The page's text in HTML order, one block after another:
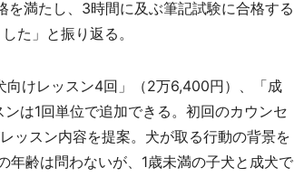
満たし、3時間に及ぶ筆記試験に合格する
た」と振り返る。
けレッスン4回」（2万6,400円）、「成
は1回単位で追加できる。初回のカウンセ
ッスン内容を提案。犬が取る行動の背景を
齢は問わないが、1歳未満の子犬と成犬で